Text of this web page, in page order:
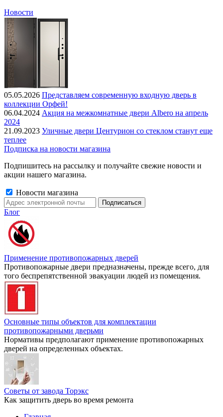
Новости
05.05.2026 Представляем современную входную дверь в
коллекции Орфей!
06.04.2024 Акция на межкомнатные двери Albero на апрель
2024
21.09.2023 Уличные двери Центурион со стеклом станут еще
теплее
Подписка на новости магазина
Подпишитесь на рассылку и получайте свежие новости и
акции нашего магазина.
Новости магазина
Блог
Применение противопожарных дверей
Противопожарные двери предназначены, прежде всего, для
того беспрепятственной эвакуации людей из помещения.
Основные типы объектов для комплектации
противопожарными дверьми
Нормативы предполагают применение противопожарных
дверей на определенных объектах.
Советы от завода Торэкс
Как защитить дверь во время ремонта